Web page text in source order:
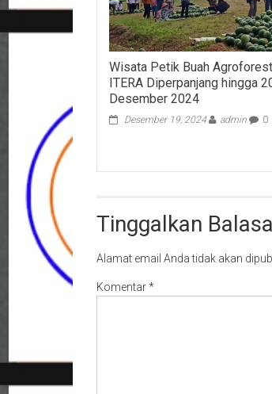
Wisata Petik Buah
ITERA Diperpanjang hingga
Desember 2024
Desember 19, 2024 admin 0
Tinggalkan
Alamat email Anda tidak akan
Komentar*